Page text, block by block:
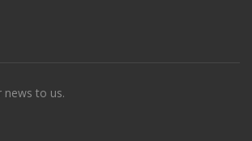
news to us.